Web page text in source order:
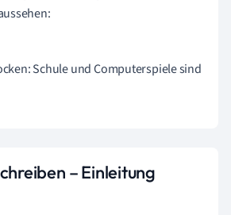
Schule und Computerspiele sind
– Einleitung